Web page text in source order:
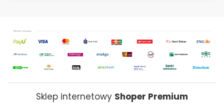
Sklep internetowy Shoper Premium